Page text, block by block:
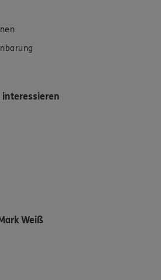
interessieren
Weiß